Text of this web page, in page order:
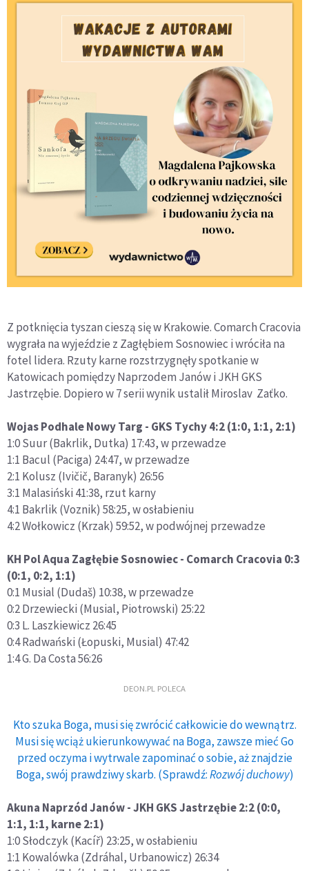
Z potknięcia tyszan cieszą się w Krakowie. Comarch Cracovia
wygrała na wyjeździe z Zagłębiem Sosnowiec i wróciła na
fotel lidera. Rzuty karne rozstrzygnęły spotkanie w
Katowicach pomiędzy Naprzodem Janów i JKH GKS
Jastrzębie. Dopiero w 7 serii wynik ustalił Miroslav Zaťko.
Wojas Podhale Nowy Targ - GKS Tychy 4:2 (1:0, 1:1, 2:1)
1:0 Suur (Bakrlik, Dutka) 17:43, w przewadze
1:1 Bacul (Paciga) 24:47, w przewadze
2:1 Kolusz (Ivičič, Baranyk) 26:56
3:1 Malasiński 41:38, rzut karny
4:1 Bakrlik (Voznik) 58:25, w osłabieniu
4:2 Wołkowicz (Krzak) 59:52, w podwójnej przewadze
KH Pol Aqua Zagłębie Sosnowiec - Comarch Cracovia 0:3
(0:1, 0:2, 1:1)
0:1 Musial (Dudaš) 10:38, w przewadze
0:2 Drzewiecki (Musial, Piotrowski) 25:22
0:3 L. Laszkiewicz 26:45
0:4 Radwański (Łopuski, Musial) 47:42
1:4 G. Da Costa 56:26
DEON.PL POLECA
Kto szuka Boga, musi się zwrócić całkowicie do wewnątrz.
Musi się wciąż ukierunkowywać na Boga, zawsze mieć Go
przed oczyma i wytrwale zapominać o sobie, aż znajdzie
Boga, swój prawdziwy skarb. (Sprawdź:Rozwój duchowy)
Akuna Naprzód Janów - JKH GKS Jastrzębie 2:2 (0:0,
1:1, 1:1, karne 2:1)
1:0 Słodczyk (Kacíř) 23:25, w osłabieniu
1:1 Kowalówka (Zdráhal, Urbanowicz) 26:34